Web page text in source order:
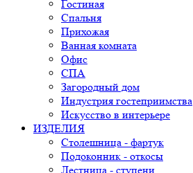
Гостиная
Спальня
Прихожая
Ванная комната
Офис
СПА
Загородный дом
Индустрия гостеприимства
Искусство в интерьере
ИЗДЕЛИЯ
Столешница - фартук
Подоконник - откосы
Лестница - ступени